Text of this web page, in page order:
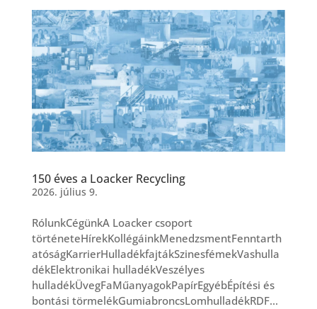
150 éves a Loacker Recycling
2026. július 9.
RólunkCégünkA Loacker csoport
történeteHírekKollégáinkMenedzsmentFenntarth
atóságKarrierHulladékfajtákSzinesfémekVashulla
dékElektronikai hulladékVeszélyes
hulladékÜvegFaMűanyagokPapírEgyébÉpítési és
bontási törmelékGumiabroncsLomhulladékRDF...